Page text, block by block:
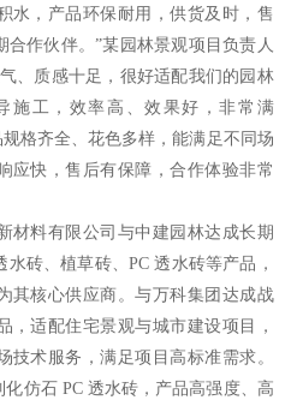
水，产品环保耐用，供货及时，售
作伙伴。”某园林景观项目负责人
、质感十足，很好适配我们的园林
施工，效率高、效果好，非常满
格齐全、花色多样，能满足不同场
应快，售后有保障，合作体验非常
材料有限公司与中建园林达成长期
砖、植草砖、PC 透水砖等产品，
其核心供应商。与万科集团达成战
，适配住宅景观与城市建设项目，
技术服务，满足项目高标准需求。
仿石 PC 透水砖，产品高强度、高